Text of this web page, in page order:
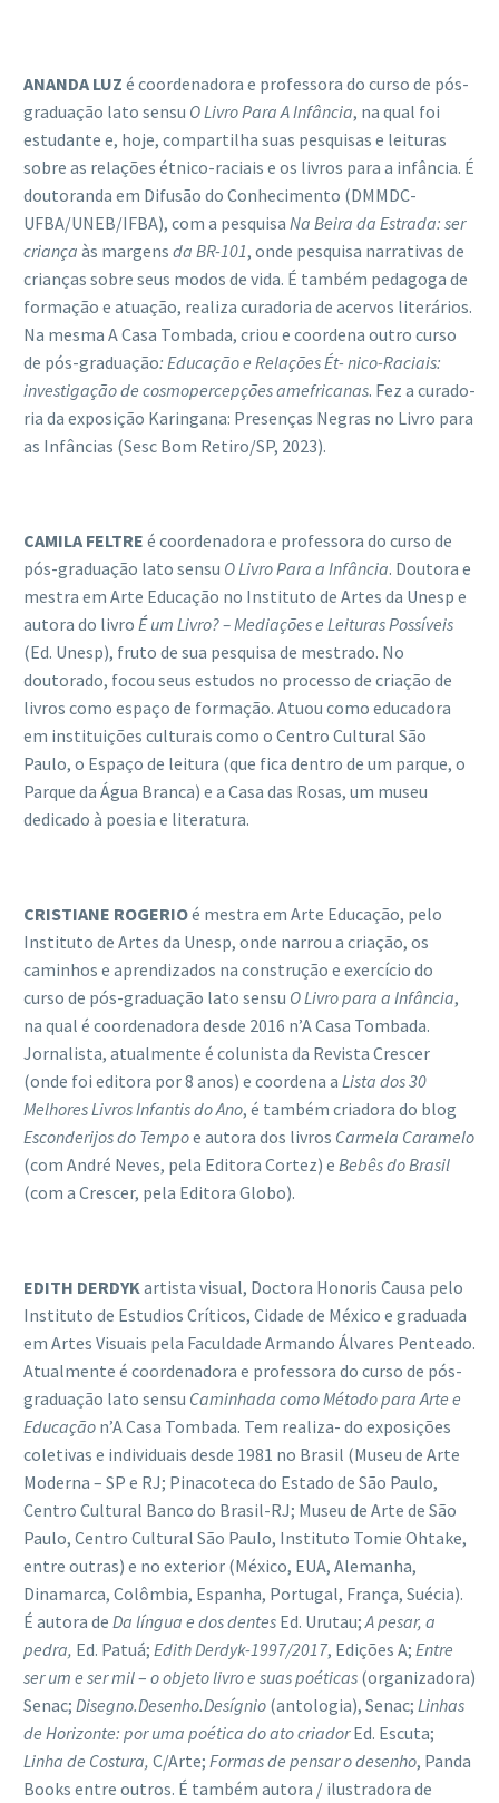
ANANDA LUZ é coordenadora e professora do curso de pós-
graduação lato sensu O Livro Para A Infância, na qual foi
estudante e, hoje, compartilha suas pesquisas e leituras
sobre as relações étnico-raciais e os livros para a infância. É
doutoranda em Difusão do Conhecimento (DMMDC-
UFBA/UNEB/IFBA), com a pesquisa Na Beira da Estrada: ser
criança às margens da BR-101, onde pesquisa narrativas de
crianças sobre seus modos de vida. É também pedagoga de
formação e atuação, realiza curadoria de acervos literários.
Na mesma A Casa Tombada, criou e coordena outro curso
de pós-graduação: Educação e Relações Ét- nico-Raciais:
investigação de cosmopercepções amefricanas. Fez a curado-
ria da exposição Karingana: Presenças Negras no Livro para
as Infâncias (Sesc Bom Retiro/SP, 2023).
CAMILA FELTRE é coordenadora e professora do curso de
pós-graduação lato sensu O Livro Para a Infância. Doutora e
mestra em Arte Educação no Instituto de Artes da Unesp e
autora do livro É um Livro?– Mediações e Leituras Possíveis
(Ed. Unesp), fruto de sua pesquisa de mestrado. No
doutorado, focou seus estudos no processo de criação de
livros como espaço de formação. Atuou como educadora
em instituições culturais como o Centro Cultural São
Paulo, o Espaço de leitura (que fica dentro de um parque, o
Parque da Água Branca) e a Casa das Rosas, um museu
dedicado à poesia e literatura.
CRISTIANE ROGERIOé mestra em Arte Educação, pelo
Instituto de Artes da Unesp, onde narrou a criação, os
caminhos e aprendizados na construção e exercício do
curso de pós-graduação lato sensu O Livro para a Infância,
na qual é coordenadora desde 2016 n’A Casa Tombada.
Jornalista, atualmente é colunista da Revista Crescer
(onde foi editora por 8 anos) e coordena a Lista dos 30
Melhores Livros Infantis do Ano, é também criadora do blog
Esconderijos do Tempoe autora dos livros Carmela Caramelo
(com André Neves, pela Editora Cortez) e Bebês do Brasil
(com a Crescer, pela Editora Globo).
EDITH DERDYKartista visual, Doctora Honoris Causa pelo
Instituto de Estudios Críticos, Cidade de México e graduada
em Artes Visuais pela Faculdade Armando Álvares Penteado.
Atualmente é coordenadora e professora do curso de pós-
graduação lato sensu Caminhada como Método para Arte e
Educação n’A Casa Tombada. Tem realiza- do exposições
coletivas e individuais desde 1981 no Brasil (Museu de Arte
Moderna – SP e RJ; Pinacoteca do Estado de São Paulo,
Centro Cultural Banco do Brasil-RJ; Museu de Arte de São
Paulo, Centro Cultural São Paulo, Instituto Tomie Ohtake,
entre outras) e no exterior (México, EUA, Alemanha,
Dinamarca, Colômbia, Espanha, Portugal, França, Suécia).
É autora de Da língua e dos dentes Ed. Urutau;A pesar, a
pedra, Ed. Patuá; Edith Derdyk-1997/2017, Edições A; Entre
ser um e ser mil– o objeto livro e suas poéticas (organizadora)
Senac; Disegno.Desenho.Desígnio (antologia), Senac; Linhas
de Horizonte: por uma poética do ato criadorEd. Escuta;
Linha de Costura, C/Arte; Formas de pensar o desenho, Panda
Books entre outros. É também autora / ilustradora de